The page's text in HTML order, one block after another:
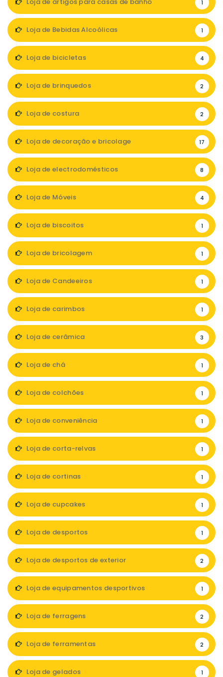
1
Loja de Bebidas Alcoólicas 1
Loja de bicicletas 4
Loja de brinquedos 2
Loja de costura 2
Loja de decoração e bricolage 17
Loja de electrodomésticos 8
Loja de Móveis 4
Loja de biscoitos 1
Loja de bricolagem 1
Loja de Candeeiros 1
Loja de carimbos 1
Loja de cerâmica 3
Loja de chá 1
Loja de colchões 1
Loja de conveniência 1
Loja de corta-relvas 1
Loja de cortinas 1
Loja de cupcakes 1
Loja de desportos 1
Loja de desportos de exterior 2
Loja de equipamentos desportivos 1
Loja de ferragens 2
Loja de ferramentas 2
Loja de gelados 1